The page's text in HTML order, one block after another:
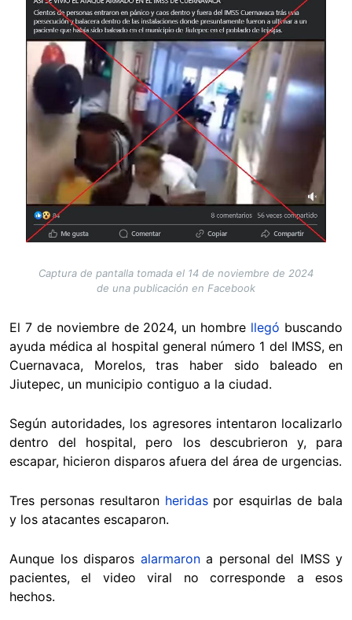
Captura de pantalla tomada el 14 de noviembre de 2024
de una publicación en Facebook
El 7 de noviembre de 2024, un hombre llegó buscando
ayuda médica al hospital general número 1 del IMSS, en
Cuernavaca, Morelos, tras haber sido baleado en
Jiutepec, un municipio contiguo a la ciudad.
Según autoridades, los agresores intentaron localizarlo
dentro del hospital, pero los descubrieron y, para
escapar, hicieron disparos afuera del área de urgencias.
Tres personas resultaron heridaspor esquirlas de bala
y los atacantes escaparon.
Aunque los disparos alarmarona personal del IMSS y
pacientes, el video viral no corresponde a esos
hechos.